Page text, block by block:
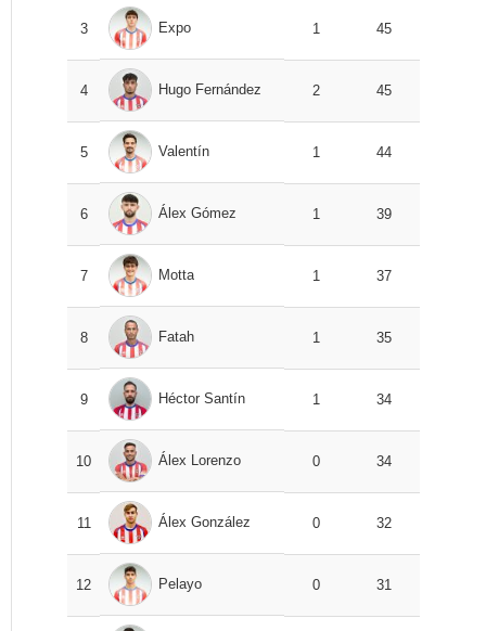
3 Expo 1 45
4 Hugo Fernández 2 45
5 Valentín 1 44
6 Álex Gómez 1 39
7 Motta 1 37
8 Fatah 1 35
9 Héctor Santín 1 34
10 Álex Lorenzo 0 34
11 Álex González 0 32
12 Pelayo 0 31